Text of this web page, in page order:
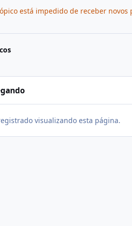
está impedido de receber novos
visualizando esta página.